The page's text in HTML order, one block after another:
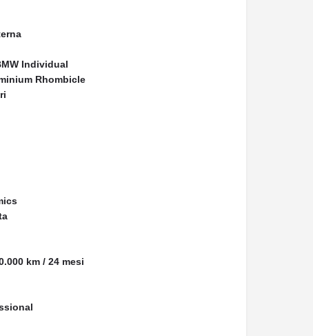
Individual
Rhombicle
km / 24 mesi